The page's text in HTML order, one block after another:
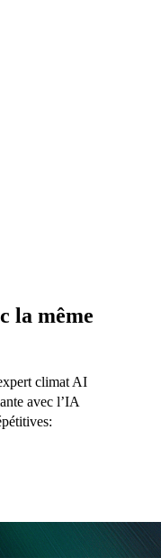
la même
climat AI
avec l’IA